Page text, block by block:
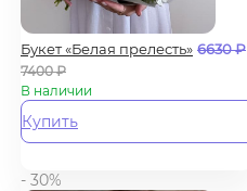
Букет «Белая прелесть» 6630₽
7400₽
В наличии
Купить
- 30%